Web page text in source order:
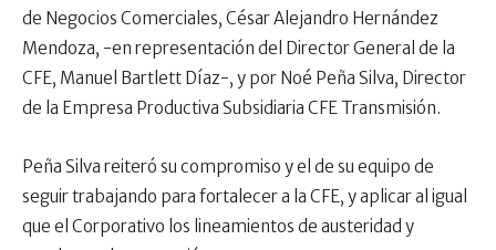
de Negocios Comerciales, César Alejandro Hernández
Mendoza, -en representación del Director General de la
CFE, Manuel Bartlett Díaz-, y por Noé Peña Silva, Director
de la Empresa Productiva Subsidiaria CFE Transmisión.
Peña Silva reiteró su compromiso y el de su equipo de
seguir trabajando para fortalecer a la CFE, y aplicar al igual
que el Corporativo los lineamientos de austeridad y